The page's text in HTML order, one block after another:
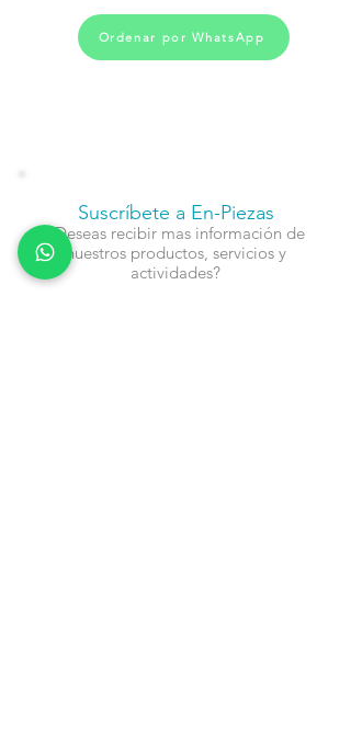
Ordenar por WhatsApp
Suscríbete a En-Piezas
¿Deseas recibir mas información de
nuestros productos, servicios y
actividades?